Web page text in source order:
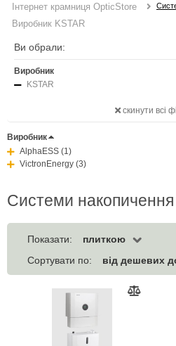
Інтернет крамниця OpticStore
Виробник KSTAR
Ви обрали:
Виробник
KSTAR
скинути всі
Виробник
AlphaESS (1)
VictronEnergy (3)
Системи накопичення
Показати:
плиткою
Сортувати по:
від дешевих